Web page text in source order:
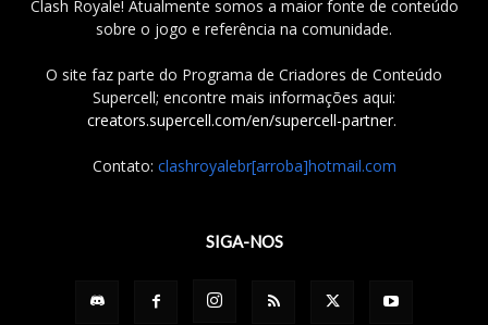
Clash Royale! Atualmente somos a maior fonte de conteúdo
sobre o jogo e referência na comunidade.
O site faz parte do Programa de Criadores de Conteúdo
Supercell; encontre mais informações aqui:
creators.supercell.com/en/supercell-partner.
Contato: clashroyalebr[arroba]hotmail.com
SIGA-NOS